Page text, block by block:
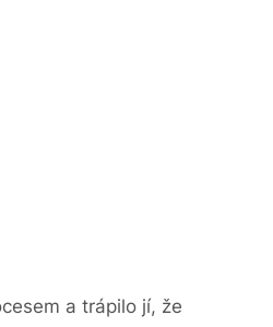
a trápilo jí, že